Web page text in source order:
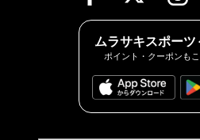
ムラサキスポーツ
ポイント・クーポンも